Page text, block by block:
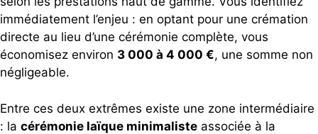
immédiatement l’enjeu : en optant pour une crémation
directe au lieu d’une cérémonie complète, vous
économisez environ 3 000 à 4 000 €, une somme non
négligeable.
Entre ces deux extrêmes existe une zone intermédiaire
: la cérémonie laïque minimaliste associée à la